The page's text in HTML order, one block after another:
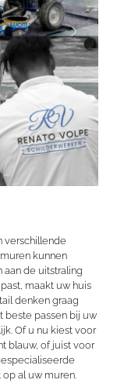
verschillende
kunnen
aan de uitstraling
maakt uw huis
denken graag
beste passen bij uw
Of u nu kiest voor
blauw, of juist voor
al uw muren.